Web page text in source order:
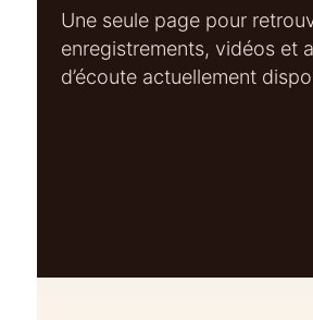
Une seule page pour
enregistrements, vidéos et
d’écoute actuellement